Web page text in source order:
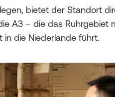
bietet der Standort
A3 – die das Ruhrgebiet
in die Niederlande führt.